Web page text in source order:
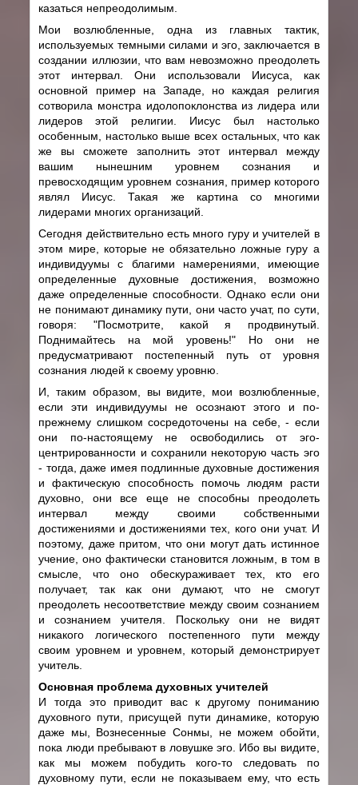
казаться непреодолимым.
Мои возлюбленные, одна из главных тактик,
используемых темными силами и эго, заключается в
создании иллюзии, что вам невозможно преодолеть
этот интервал. Они использовали Иисуса, как
основной пример на Западе, но каждая религия
сотворила монстра идолопоклонства из лидера или
лидеров этой религии. Иисус был настолько
особенным, настолько выше всех остальных, что как
же вы сможете заполнить этот интервал между
вашим нынешним уровнем сознания и
превосходящим уровнем сознания, пример которого
являл Иисус. Такая же картина со многими
лидерами многих организаций.
Сегодня действительно есть много гуру и учителей в
этом мире, которые не обязательно ложные гуру а
индивидуумы с благими намерениями, имеющие
определенные духовные достижения, возможно
даже определенные способности. Однако если они
не понимают динамику пути, они часто учат, по сути,
говоря: "Посмотрите, какой я продвинутый.
Поднимайтесь на мой уровень!" Но они не
предусматривают постепенный путь от уровня
сознания людей к своему уровню.
И, таким образом, вы видите, мои возлюбленные,
если эти индивидуумы не осознают этого и по-
прежнему слишком сосредоточены на себе, - если
они по-настоящему не освободились от эго-
центрированности и сохранили некоторую часть эго
- тогда, даже имея подлинные духовные достижения
и фактическую способность помочь людям расти
духовно, они все еще не способны преодолеть
интервал между своими собственными
достижениями и достижениями тех, кого они учат. И
поэтому, даже притом, что они могут дать истинное
учение, оно фактически становится ложным, в том в
смысле, что оно обескураживает тех, кто его
получает, так как они думают, что не смогут
преодолеть несоответствие между своим сознанием
и сознанием учителя. Поскольку они не видят
никакого логического постепенного пути между
своим уровнем и уровнем, который демонстрирует
учитель.
Основная проблема духовных учителей
И тогда это приводит вас к другому пониманию
духовного пути, присущей пути динамике, которую
даже мы, Вознесенные Сонмы, не можем обойти,
пока люди пребывают в ловушке эго. Ибо вы видите,
как мы можем побудить кого-то следовать по
духовному пути, если не показываем ему, что есть